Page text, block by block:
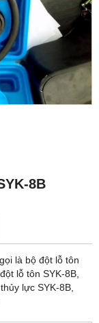
8B
là bộ đột lỗ tôn
lỗ tôn SYK-8B,
lực SYK-8B,